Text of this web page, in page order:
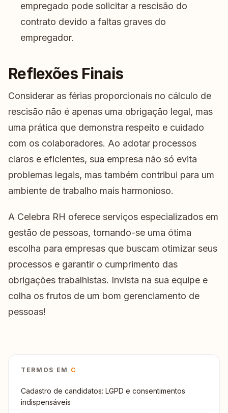
empregado pode solicitar a rescisão do
contrato devido a faltas graves do
empregador.
Reflexões Finais
Considerar as férias proporcionais no cálculo de
rescisão não é apenas uma obrigação legal, mas
uma prática que demonstra respeito e cuidado
com os colaboradores. Ao adotar processos
claros e eficientes, sua empresa não só evita
problemas legais, mas também contribui para um
ambiente de trabalho mais harmonioso.
A Celebra RH oferece serviços especializados em
gestão de pessoas, tornando-se uma ótima
escolha para empresas que buscam otimizar seus
processos e garantir o cumprimento das
obrigações trabalhistas. Invista na sua equipe e
colha os frutos de um bom gerenciamento de
pessoas!
TERMOS EM C
Cadastro de candidatos: LGPD e consentimentos
indispensáveis